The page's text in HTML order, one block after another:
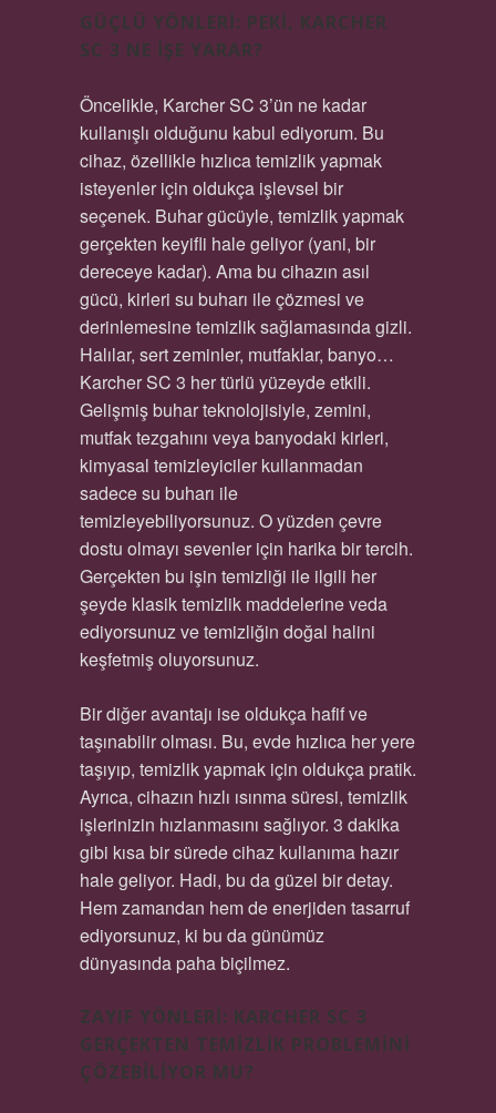
GÜÇLÜ YÖNLERI: PEKI, KARCHER
SC 3 NE İŞE YARAR?
Öncelikle, Karcher SC 3’ün ne kadar
kullanışlı olduğunu kabul ediyorum. Bu
cihaz, özellikle hızlıca temizlik yapmak
isteyenler için oldukça işlevsel bir
seçenek. Buhar gücüyle, temizlik yapmak
gerçekten keyifli hale geliyor (yani, bir
dereceye kadar). Ama bu cihazın asıl
gücü, kirleri su buharı ile çözmesi ve
derinlemesine temizlik sağlamasında gizli.
Halılar, sert zeminler, mutfaklar, banyo…
Karcher SC 3 her türlü yüzeyde etkili.
Gelişmiş buhar teknolojisiyle, zemini,
mutfak tezgahını veya banyodaki kirleri,
kimyasal temizleyiciler kullanmadan
sadece su buharı ile
temizleyebiliyorsunuz. O yüzden çevre
dostu olmayı sevenler için harika bir tercih.
Gerçekten bu işin temizliği ile ilgili her
şeyde klasik temizlik maddelerine veda
ediyorsunuz ve temizliğin doğal halini
keşfetmiş oluyorsunuz.
Bir diğer avantajı ise oldukça hafif ve
taşınabilir olması. Bu, evde hızlıca her yere
taşıyıp, temizlik yapmak için oldukça pratik.
Ayrıca, cihazın hızlı ısınma süresi, temizlik
işlerinizin hızlanmasını sağlıyor. 3 dakika
gibi kısa bir sürede cihaz kullanıma hazır
hale geliyor. Hadi, bu da güzel bir detay.
Hem zamandan hem de enerjiden tasarruf
ediyorsunuz, ki bu da günümüz
dünyasında paha biçilmez.
ZAYIF YÖNLERI: KARCHER SC 3
GERÇEKTEN TEMIZLIK PROBLEMINI
ÇÖZEBILIYOR MU?